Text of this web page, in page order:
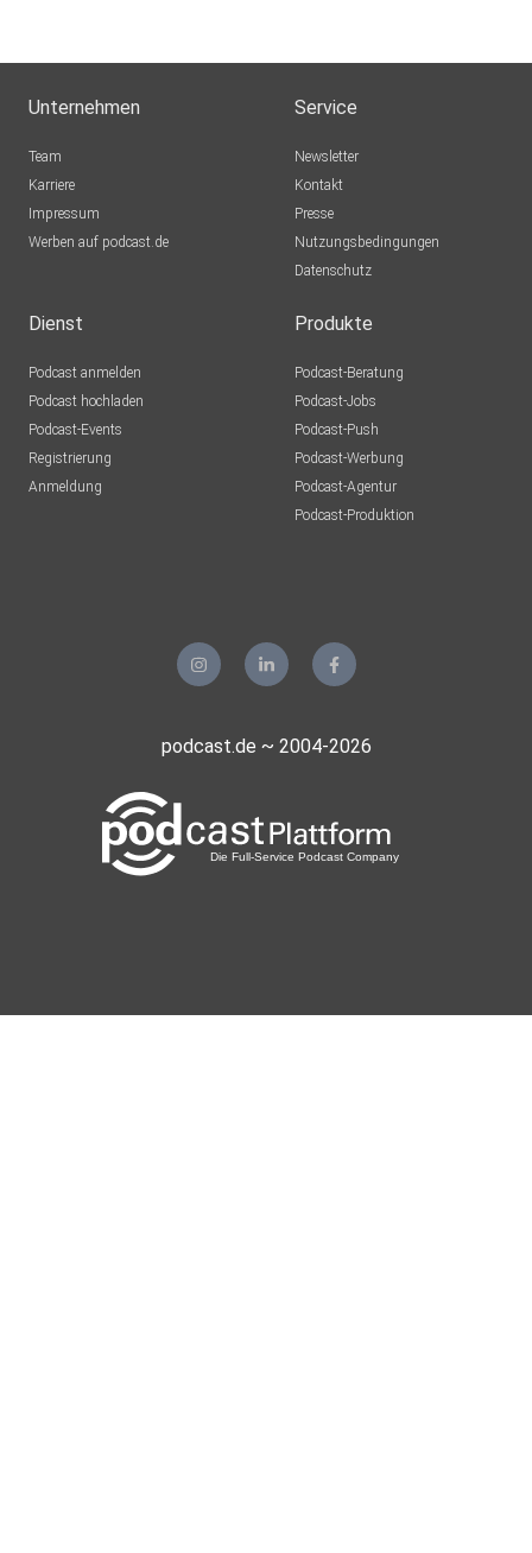
Unternehmen
Team
Karriere
Impressum
Werben auf podcast.de
Service
Newsletter
Kontakt
Presse
Nutzungsbedingungen
Datenschutz
Dienst
Podcast anmelden
Podcast hochladen
Podcast-Events
Registrierung
Anmeldung
Produkte
Podcast-Beratung
Podcast-Jobs
Podcast-Push
Podcast-Werbung
Podcast-Agentur
Podcast-Produktion
podcast.de ~ 2004-2026